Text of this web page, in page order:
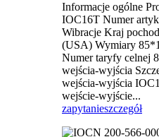
Informacje ogólne
IOC16T Numer
Wibracje Kraj
(USA) Wymiary
Numer taryfy celnej
wejścia-wyjścia
wejścia-wyjścia
wejście-wyjście...
zapytanieszczegół